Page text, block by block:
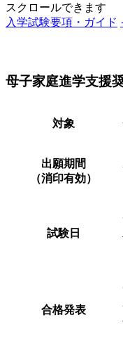
スクロールできます
入学試験要項・ガイド
母子家庭進学支援
対象
出願期間
（消印有効）
試験日
合格発表